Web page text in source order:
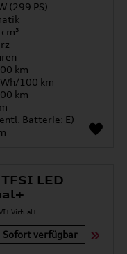
(299 PS)
km
100 km
km
Batterie: E)
LED
Sofort verfügbar